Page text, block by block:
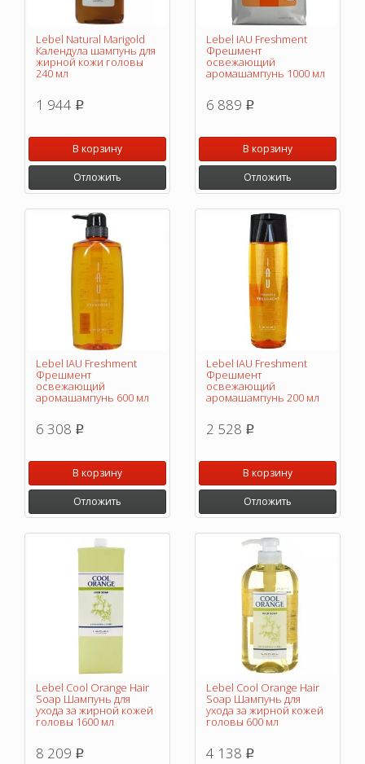
Lebel Natural Marigold
Календула шампунь для
жирной кожи головы
240 мл
1 944 p
В корзину
Отложить
Lebel IAU Freshment
Фрешмент
освежающий
аромашампунь 1000 мл
6 889 p
В корзину
Отложить
Lebel IAU Freshment
Фрешмент
освежающий
аромашампунь 600 мл
6 308 p
В корзину
Отложить
Lebel IAU Freshment
Фрешмент
освежающий
аромашампунь 200 мл
2 528 p
В корзину
Отложить
Lebel Cool Orange Hair
Soap Шампунь для
ухода за жирной кожей
головы 1600 мл
8 209 p
Lebel Cool Orange Hair
Soap Шампунь для
ухода за жирной кожей
головы 600 мл
4 138 p